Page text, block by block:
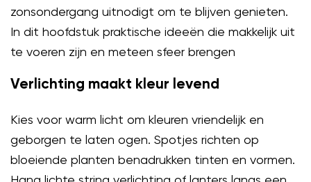
zonsondergang uitnodigt om te blijven genieten.
In dit hoofdstuk praktische ideeën die makkelijk uit
te voeren zijn en meteen sfeer brengen
Verlichting maakt kleur levend
Kies voor warm licht om kleuren vriendelijk en
geborgen te laten ogen. Spotjes richten op
bloeiende planten benadrukken tinten en vormen.